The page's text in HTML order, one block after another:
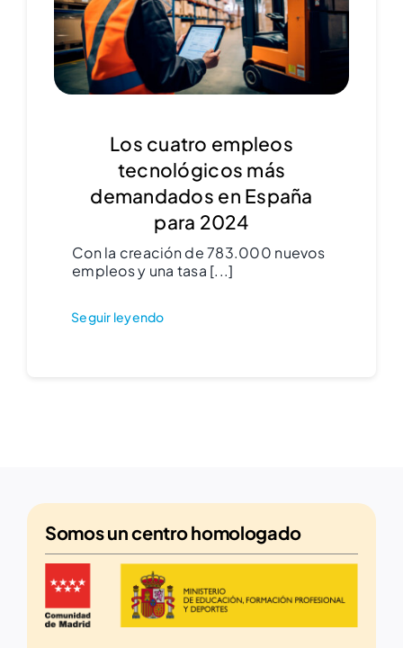
Los cuatro empleos
tecnológicos más
demandados en España
para 2024
Con la creación de 783.000 nuevos
empleos y una tasa [...]
Seguir leyendo
Somos uncentro homologado